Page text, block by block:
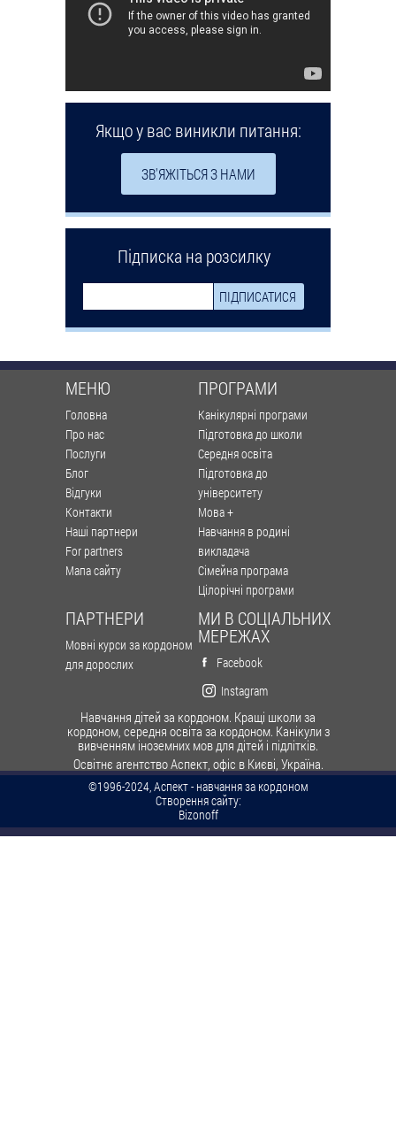
Якщо у вас виникли питання:
ЗВ'ЯЖІТЬСЯ З НАМИ
Підписка на розсилку
МЕНЮ
Головна
Про нас
Послуги
Блог
Відгуки
Контакти
Наші партнери
For partners
Мапа сайту
ПРОГРАМИ
Канікулярні програми
Підготовка до школи
Середня освіта
Підготовка до
університету
Мова +
Навчання в родині
викладача
Сімейна програма
Цілорічні програми
ПАРТНЕРИ
Мовні курси за кордоном
для дорослих
МИ В СОЦІАЛЬНИХ
МЕРЕЖАХ
Facebook
Instagram
Навчання дітей за кордоном. Кращі школи за
кордоном, середня освіта за кордоном. Канікули з
вивченням іноземних мов для дітей і підлітків.
Освітнє агентство Аспект, офіс в Києві, Україна.
©1996-2024, Аспект - навчання за кордоном
Створення сайту:
Bizonoff